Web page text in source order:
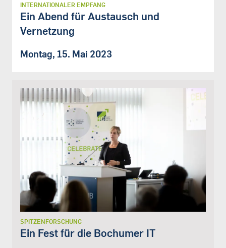
INTERNATIONALER EMPFANG
Ein Abend für Austausch und
Vernetzung
Montag, 15. Mai 2023
SPITZENFORSCHUNG
Ein Fest für die Bochumer IT